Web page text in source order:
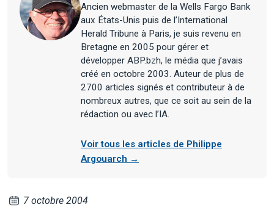
Ancien webmaster de la Wells Fargo Bank
aux États-Unis puis de l’International
Herald Tribune à Paris, je suis revenu en
Bretagne en 2005 pour gérer et
développer ABP.bzh, le média que j’avais
créé en octobre 2003. Auteur de plus de
2700 articles signés et contributeur à de
nombreux autres, que ce soit au sein de la
rédaction ou avec l’IA.
Voir tous les articles de Philippe
Argouarch →
7 octobre 2004